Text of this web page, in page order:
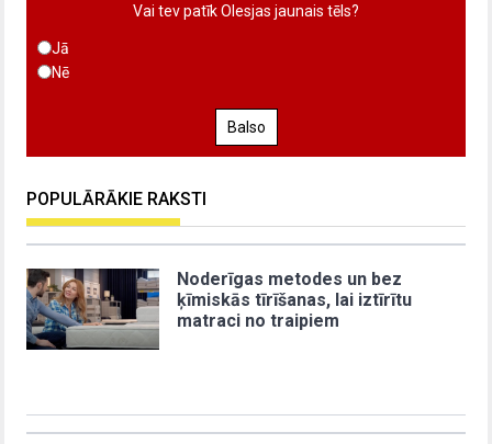
Vai tev patīk Olesjas jaunais tēls?
Jā
Nē
Balso
POPULĀRĀKIE RAKSTI
Noderīgas metodes un bez
ķīmiskās tīrīšanas, lai iztīrītu
matraci no traipiem